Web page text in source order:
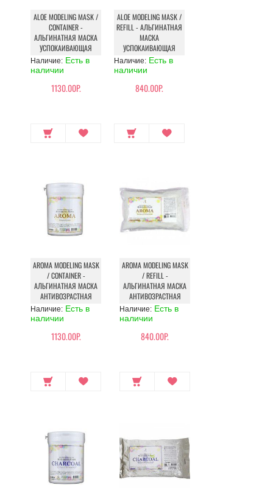
ALOE MODELING MASK /
CONTAINER -
АЛЬГИНАТНАЯ МАСКА
УСПОКАИВАЮЩАЯ
Наличие: Есть в
наличии
1130.00Р.
ALOE MODELING MASK /
REFILL - АЛЬГИНАТНАЯ
МАСКА
УСПОКАИВАЮЩАЯ
Наличие: Есть в
наличии
840.00Р.
AROMA MODELING MASK
/ CONTAINER -
АЛЬГИНАТНАЯ МАСКА
АНТИВОЗРАСТНАЯ
Наличие: Есть в
наличии
1130.00Р.
AROMA MODELING MASK
/ REFILL -
АЛЬГИНАТНАЯ МАСКА
АНТИВОЗРАСТНАЯ
Наличие: Есть в
наличии
840.00Р.